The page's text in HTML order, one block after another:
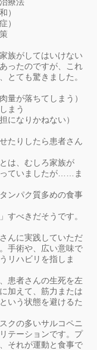
）
）
族がしてはいけない
ったのですが、これ
とても驚きました。
量が落ちてしまう）
まう
になりかねない）
たりしたら患者さん
は、むしろ家族が
っていましたが……ま
ンパク質多めの食事
すべきだそうです。
んに実践していただ
手術や、広い意味で
リハビリを指しま
患者さんの生死を左
加えて、筋力または
いう状態を避けるた
クの多いサルコペニ
テーションです。プ
それが運動と食事で